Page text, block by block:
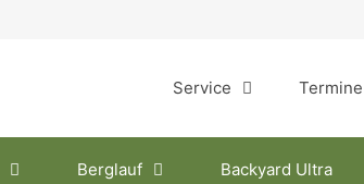
Service Termine
Berglauf Backyard Ultra